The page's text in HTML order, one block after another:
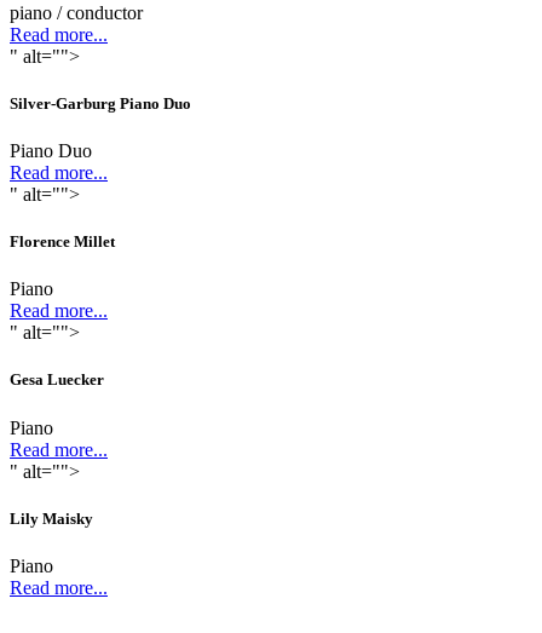
piano / conductor
Read more...
" alt="">
Silver-Garburg Piano Duo
Piano Duo
Read more...
" alt="">
Florence Millet
Piano
Read more...
" alt="">
Gesa Luecker
Piano
Read more...
" alt="">
Lily Maisky
Piano
Read more...